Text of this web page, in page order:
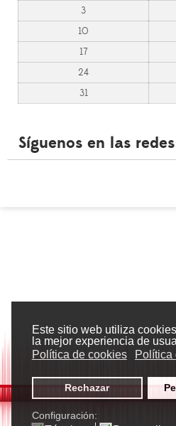
Este sitio web utiliza
la mejor experiencia de
Política de cookies
Política
Rechazar
Configuración:
3
10
17
24
31
Síguenos en las redes